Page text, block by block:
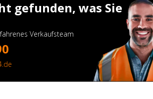
gefunden, was Sie
Verkaufsteam